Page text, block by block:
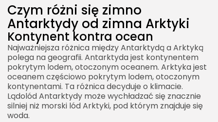
2026 Akademia Internetu Wszelkie prawa
zastrzeżone. Treści umieszczone na stronie
chronione są prawem autorskim.
Czym różni się zimno
Antarktydy od zimna Arktyki
Kontynent kontra ocean
Najważniejsza różnica między Antarktydą a Arktyką
polega na geografii. Antarktyda jest kontynentem
pokrytym lodem, otoczonym oceanem. Arktyka jest
oceanem częściowo pokrytym lodem, otoczonym
kontynentami. Ta różnica decyduje o klimacie.
Lądolód Antarktydy może wychładzać się znacznie
silniej niż morski lód Arktyki, pod którym znajduje się
woda.